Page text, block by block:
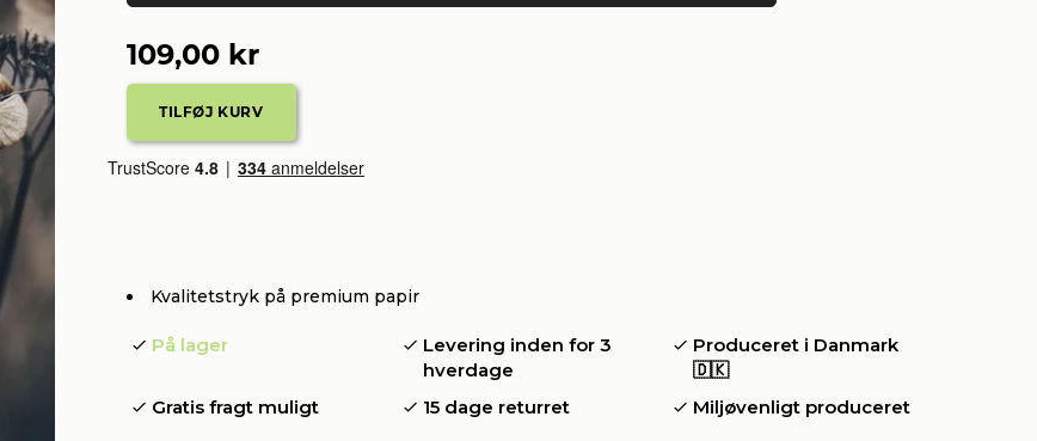
109,00 kr
Kvalitetstryk på premium papir
På lager
Levering inden for 3
hverdage
Produceret i Danmark
🇩🇰
Gratis fragt muligt
15 dage returret Miljøvenligt produceret